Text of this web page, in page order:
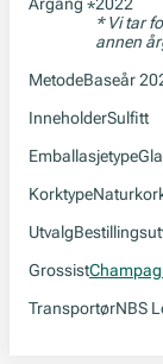
*
* Vi tar
annen
MetodeBaseår
InneholderSulfitt
Emballasjetype
Korktype
Utvalg
Grossist
TransportørNBS